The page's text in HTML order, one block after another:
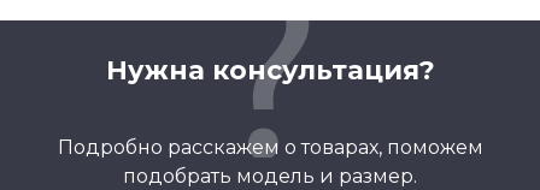
Нужна консультация?
Подробно расскажем о товарах, поможем
подобрать модель и размер.